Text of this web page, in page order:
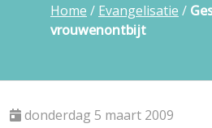
Home / Evangelisatie /
vrouwenontbijt
donderdag 5 maart 2009